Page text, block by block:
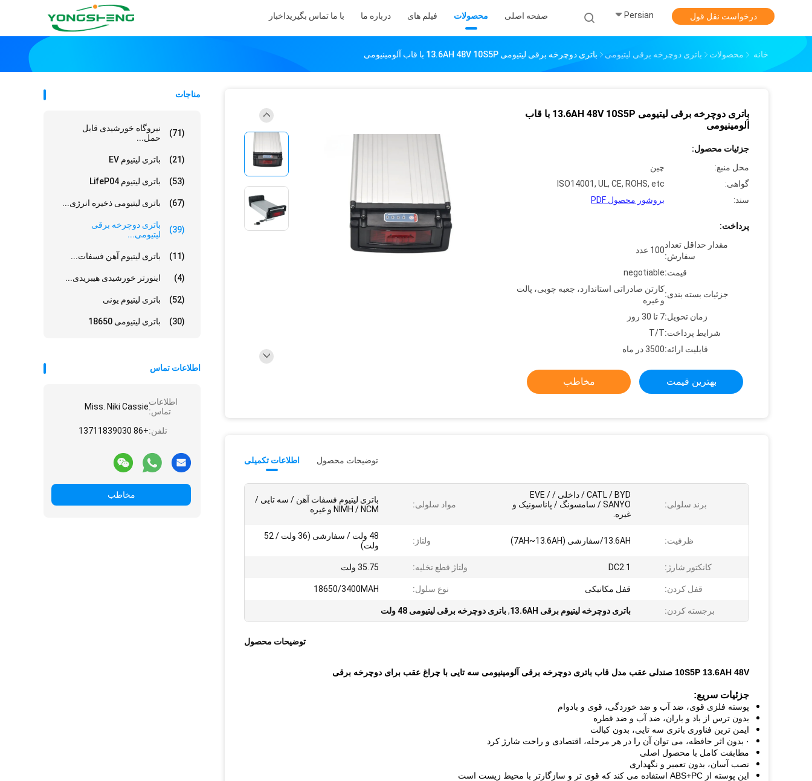
صفحه اصلی محصولات فیلم های درباره ما با ما تماس بگیریداخبار Persian درخواست نقل قول
خانه محصولات باتری دوچرخه برقی لیتیومی باتری دوچرخه برقی لیتیومی 13.6AH 48V 10S5P با قاب آلومینیومی
مناجات
نیروگاه خورشیدی قابل
حمل...
(71)
باتری لیتیوم EV (21)
باتری لیتیوم LifeP04 (53)
باتری لیتیومی ذخیره انرژی... (67)
باتری دوچرخه برقی
لیتیومی...
(39)
باتری لیتیوم آهن فسفات... (11)
اینورتر خورشیدی هیبریدی... (4)
باتری لیتیوم یونی (52)
باتری لیتیومی 18650 (30)
اطلاعات تماس
اطلاعات
تماس:Miss. Niki Cassie
تلفن:+86 13711839030
مخاطب
باتری دوچرخه برقی لیتیومی 13.6AH 48V 10S5P با قاب
آلومینیومی
جزئیات محصول:
محل منبع:
چین
گواهی:
ISO14001, UL, CE, ROHS, etc
سند:
بروشور محصول PDF
پرداخت:
مقدار حداقل تعداد
سفارش:
100 عدد
قیمت:negotiable
جزئیات بسته بندی:
کارتن صادراتی استاندارد، جعبه چوبی، پالت
و غیره
زمان تحویل:7 تا 30 روز
شرایط پرداخت:T/T
قابلیت ارائه:3500 در ماه
بهترین قیمت مخاطب
اطلاعات تکمیلی توضیحات محصول
برند سلولی:
CATL / BYD / داخلی / EVE /
SANYO / سامسونگ / پاناسونیک و
غیره.
مواد سلولی:
باتری لیتیوم فسفات آهن / سه تایی /
NIMH / NCM و غیره
ظرفیت: 13.6AH/سفارشی (7AH~13.6AH) ولتاژ:
48 ولت / سفارشی (36 ولت / 52
ولت)
کانکتور شارژ: DC2.1 ولتاژ قطع تخلیه: 35.75 ولت
قفل کردن: قفل مکانیکی نوع سلول: 18650/3400MAH
برجسته کردن: باتری دوچرخه لیتیوم برقی 13.6AH ,باتری دوچرخه برقی لیتیومی 48 ولت
توضیحات محصول
10S5P 13.6AH 48V صندلی عقب مدل قاب باتری دوچرخه برقی آلومینیومی سه تایی با چراغ عقب برای دوچرخه برقی
جزئیات سریع:
پوسته فلزی قوی، ضد آب و ضد خوردگی، قوی و بادوام
بدون ترس از باد و باران، ضد آب و ضد قطره
ایمن ترین فناوری باتری سه تایی، بدون کبالت
· بدون اثر حافظه، می توان آن را در هر مرحله، اقتصادی و راحت شارژ کرد
مطابقت کامل با محصول اصلی
نصب آسان، بدون تعمیر و نگهداری
این پوسته از ABS+PC استفاده می کند که قوی تر و سازگارتر با محیط زیست است